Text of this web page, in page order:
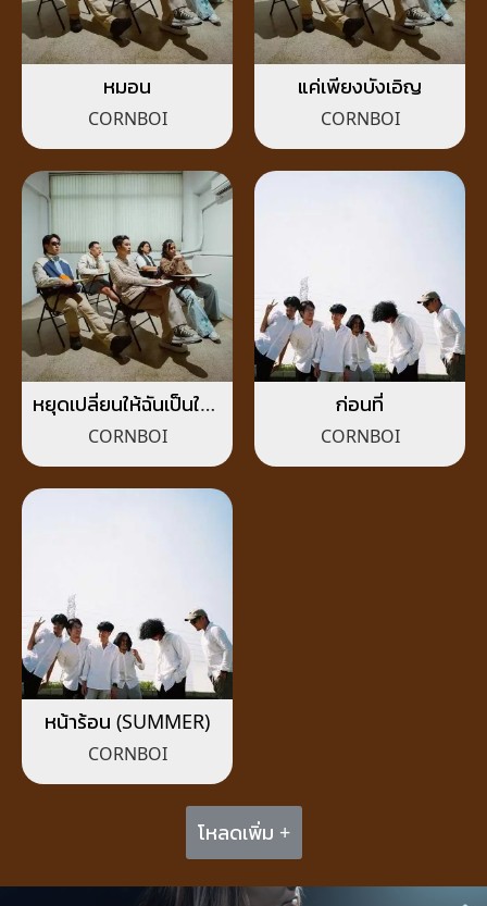
หมอน
CORNBOI
แค่เพียงบังเอิญ
CORNBOI
หยุดเปลี่ยนให้ฉันเป็นใคร
(Toxic)
CORNBOI
ก่อนที่
CORNBOI
หน้าร้อน (SUMMER)
CORNBOI
โหลดเพิ่ม +